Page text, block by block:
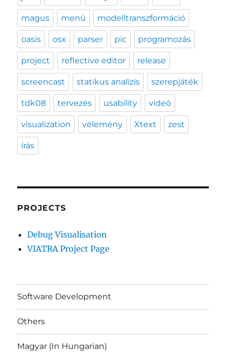
magus menü modelltranszformáció
oasis osx parser pic programozás
project reflective editor release
screencast statikus analízis szerepjáték
tdk08 tervezés usability videó
visualization vélemény Xtext zest
írás
PROJECTS
Debug Visualisation
VIATRA Project Page
Software Development
Others
Magyar (In Hungarian)